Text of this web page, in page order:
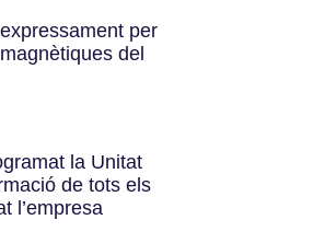
per
del
la Unitat
de tots els
l’empresa